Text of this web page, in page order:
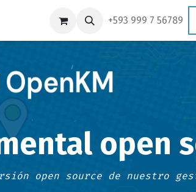
​+593 999 7 56789
open
open source de nuestro